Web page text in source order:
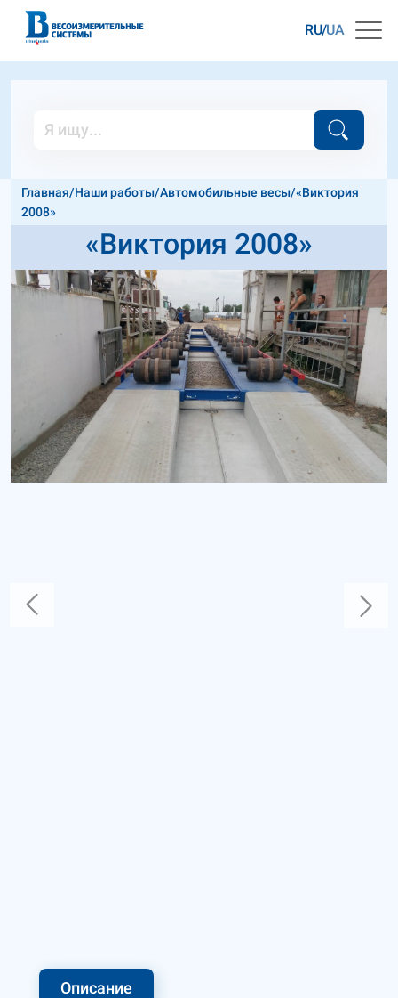
RU UA
Главная/Наши работы/Автомобильные весы/«Виктория
2008»
«Виктория 2008»
Описание